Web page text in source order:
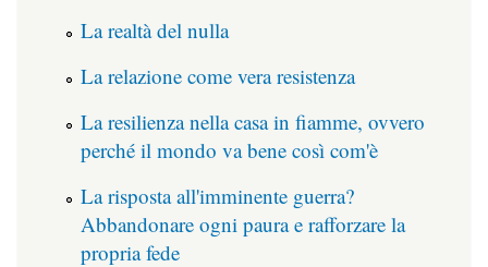
La realtà del nulla
La relazione come vera resistenza
La resilienza nella casa in fiamme, ovvero
perché il mondo va bene così com'è
La risposta all'imminente guerra?
Abbandonare ogni paura e rafforzare la
propria fede